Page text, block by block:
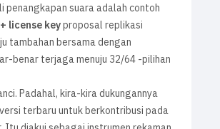
suara adalah contoh
license keyproposal replikasi
tambahan bersama dengan
benar terjaga menuju 32/64 -pilihan
Padahal, kira-kira dukungannya
terbaru untuk berkontribusi pada